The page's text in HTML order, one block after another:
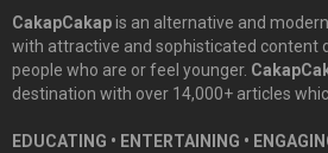
CakapCakapis an alternative and
with attractive and sophisticated content
people who are or feel younger.
destination with over 14,000+ articles
EDUCATING • ENTERTAINING •